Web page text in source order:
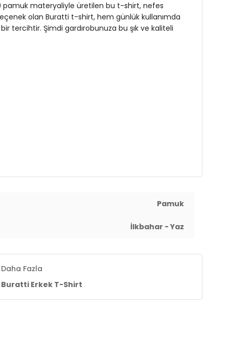
pamuk materyaliyle üretilen bu t-shirt, nefes
olan Buratti t-shirt, hem günlük kullanımda
tercihtir. Şimdi gardırobunuza bu şık ve kaliteli
Pamuk
İlkbahar - Yaz
Daha Fazla
Buratti Erkek T-Shirt